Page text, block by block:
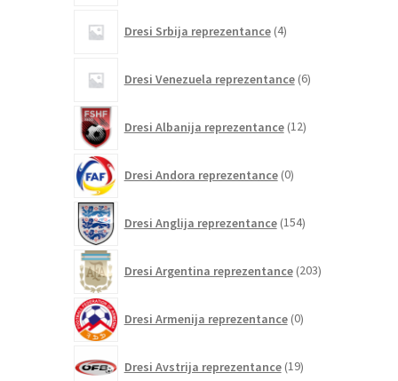
Dresi Srbija reprezentance 4izdelki
Dresi Venezuela reprezentance 6izdelkov
Dresi Albanija reprezentance 12izdelkov
Dresi Andora reprezentance 0izdelkov
Dresi Anglija reprezentance 154izdelkov
Dresi Argentina reprezentance 203izdelki
Dresi Armenija reprezentance 0izdelkov
Dresi Avstrija reprezentance 19izdelkov